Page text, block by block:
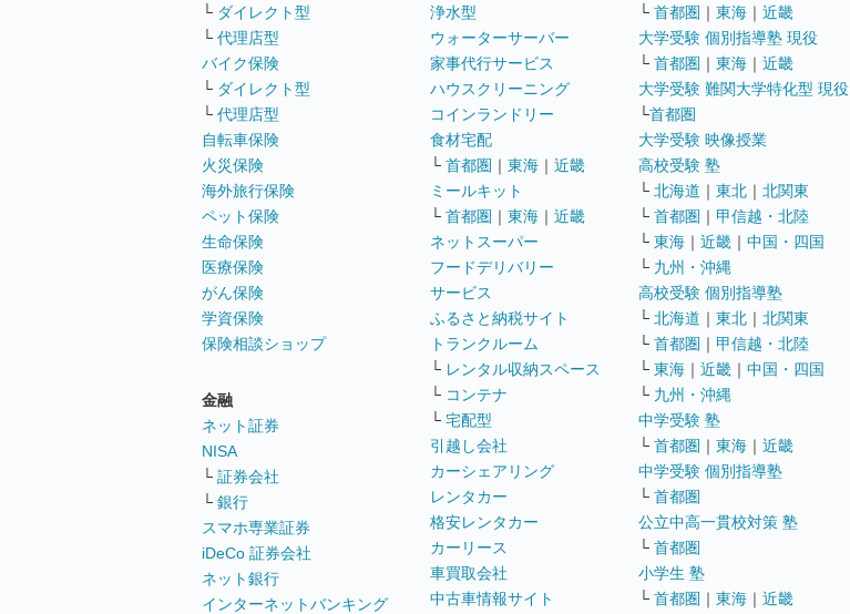
└ ダイレクト型
└ 代理店型
バイク保険
└ ダイレクト型
└ 代理店型
自転車保険
火災保険
海外旅行保険
ペット保険
生命保険
医療保険
がん保険
学資保険
保険相談ショップ
金融
ネット証券
NISA
└ 証券会社
└ 銀行
スマホ専業証券
iDeCo 証券会社
ネット銀行
インターネットバンキング
浄水型
ウォーターサーバー
家事代行サービス
ハウスクリーニング
コインランドリー
食材宅配
└ 首都圏 ｜ 東海 ｜ 近畿
ミールキット
└ 首都圏 ｜ 東海 ｜ 近畿
ネットスーパー
フードデリバリー
サービス
ふるさと納税サイト
トランクルーム
└ レンタル収納スペース
└ コンテナ
└ 宅配型
引越し会社
カーシェアリング
レンタカー
格安レンタカー
カーリース
車買取会社
中古車情報サイト
└ 首都圏 ｜ 東海 ｜ 近畿
大学受験 個別指導塾 現役
└ 首都圏 ｜ 東海 ｜ 近畿
大学受験 難関大学特化型 現役
└首都圏
大学受験 映像授業
高校受験 塾
└ 北海道 ｜ 東北 ｜ 北関東
└ 首都圏 ｜ 甲信越・北陸
└ 東海 ｜ 近畿 ｜ 中国・四国
└ 九州・沖縄
高校受験 個別指導塾
└ 北海道 ｜ 東北 ｜ 北関東
└ 首都圏 ｜ 甲信越・北陸
└ 東海 ｜ 近畿 ｜ 中国・四国
└ 九州・沖縄
中学受験 塾
└ 首都圏 ｜ 東海 ｜ 近畿
中学受験 個別指導塾
└ 首都圏
公立中高一貫校対策 塾
└ 首都圏
小学生 塾
└ 首都圏 ｜ 東海 ｜ 近畿